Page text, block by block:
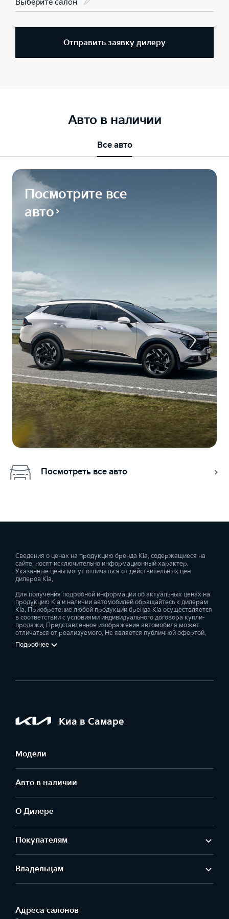
Выберите салон
Отправить заявку дилеру
Авто в наличии
Все авто
Посмотрите все
авто
Посмотреть все авто
Сведения о ценах на продукцию бренда Kia, содержащиеся на
сайте, носят исключительно информационный характер.
Указанные цены могут отличаться от действительных цен
дилеров Kia.
Для получения подробной информации об актуальных ценах на
продукцию Kia и наличии автомобилей обращайтесь к дилерам
Kia. Приобретение любой продукции бренда Kia осуществляется
в соответствии с условиями индивидуального договора купли-
продажи. Представленное изображение автомобиля может
отличаться от реализуемого. Не является публичной офертой.
Подробнее
Киа в Самаре
Модели
Авто в наличии
О Дилере
Покупателям
Владельцам
Адреса салонов